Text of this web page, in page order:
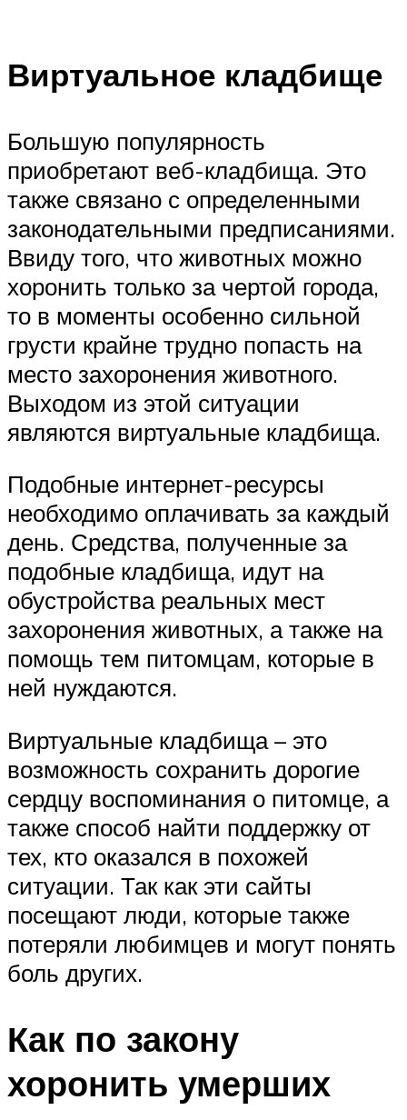
Виртуальное кладбище
Большую популярность
приобретают веб-кладбища. Это
также связано с определенными
законодательными предписаниями.
Ввиду того, что животных можно
хоронить только за чертой города,
то в моменты особенно сильной
грусти крайне трудно попасть на
место захоронения животного.
Выходом из этой ситуации
являются виртуальные кладбища.
Подобные интернет-ресурсы
необходимо оплачивать за каждый
день. Средства, полученные за
подобные кладбища, идут на
обустройства реальных мест
захоронения животных, а также на
помощь тем питомцам, которые в
ней нуждаются.
Виртуальные кладбища – это
возможность сохранить дорогие
сердцу воспоминания о питомце, а
также способ найти поддержку от
тех, кто оказался в похожей
ситуации. Так как эти сайты
посещают люди, которые также
потеряли любимцев и могут понять
боль других.
Как по закону
хоронить умерших